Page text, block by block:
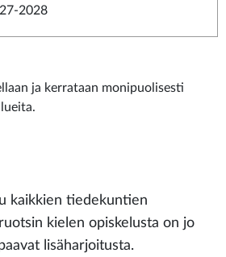
2028
ja kerrataan monipuolisesti
kaikkien tiedekuntien
kielen opiskelusta on jo
lisäharjoitusta.